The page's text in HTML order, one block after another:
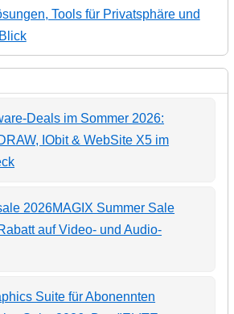
Tools für Privatsphäre und
Deals im Sommer 2026:
IObit & WebSite X5 im
MAGIX Summer Sale
auf Video- und Audio-